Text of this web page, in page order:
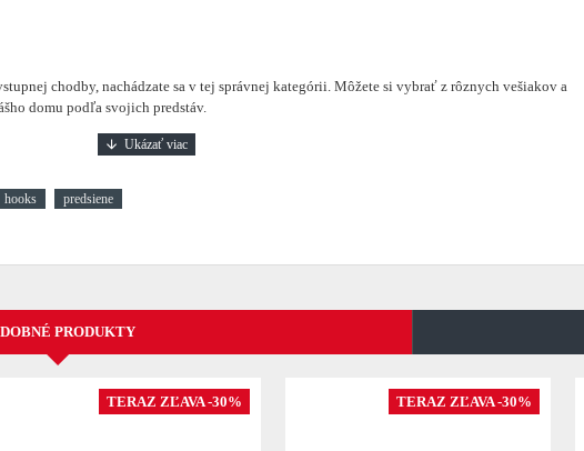
chodby, nachádzate sa v tej správnej kategórii. Môžete si vybrať z rôznych vešiakov a
domu podľa svojich predstáv.
hooks predsiene
PRODUKTY
TERAZ ZĽAVA -30% TERAZ ZĽAVA -30%